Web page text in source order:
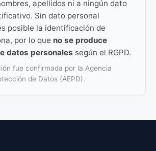
apellidos ni a ningún dato
Sin dato personal
posible la identificación de
por lo que no se produce
datos personales según el RGPD.
fue confirmada por la Agencia
de Datos (AEPD).